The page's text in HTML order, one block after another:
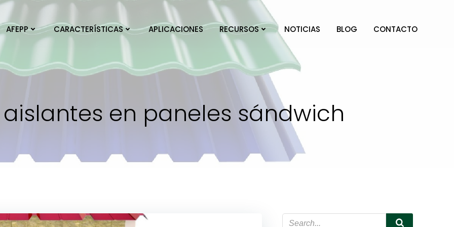
AFEPP CARACTERÍSTICAS APLICACIONES RECURSOS NOTICIAS BLOG CONTACTO
en paneles sándwich